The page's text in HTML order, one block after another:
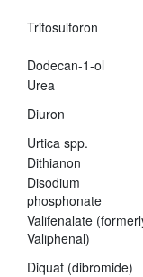
Tritosulforon
Dodecan-1-ol
Urea
Diuron
Urtica spp.
Dithianon
Disodium
phosphonate
Valifenalate
Valiphenal)
Diquat (dibromide)